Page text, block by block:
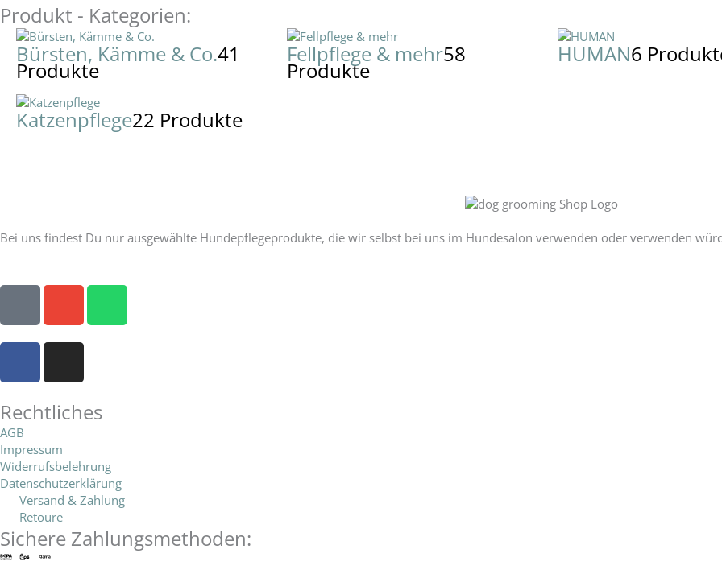
Produkt - Kategorien:
Bürsten, Kämme & Co.41
Produkte
Fellpflege & mehr58
Produkte
HUMAN6
Katzenpflege22 Produkte
Bei uns findest Du nur ausgewählte Hundepflegeprodukte, die wir selbst bei uns im Hundesalon verwenden oder verwenden
P
o
E
v
p
W
a
F
c
e
b
o
o
k
-
f
I
s
t
r
a
m
Rechtliches
AGB
Impressum
Widerrufsbelehrung
Datenschutzerklärung
Versand & Zahlung
Retoure
Sichere Zahlungsmethoden: